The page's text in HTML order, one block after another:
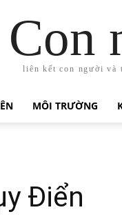
liên kết con người và
MÔI TRƯỜNG
Điển